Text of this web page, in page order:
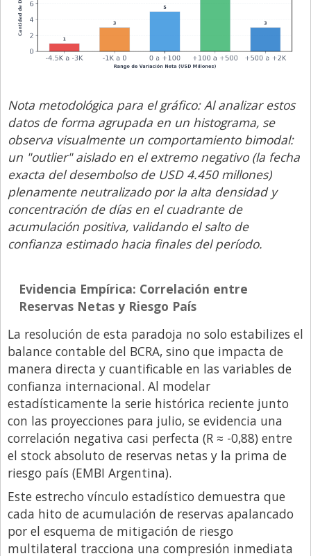
Nota metodológica para el gráfico: Al analizar estos
datos de forma agrupada en un histograma, se
observa visualmente un comportamiento bimodal:
un "outlier" aislado en el extremo negativo (la fecha
exacta del desembolso de USD 4.450 millones)
plenamente neutralizado por la alta densidad y
concentración de días en el cuadrante de
acumulación positiva, validando el salto de
confianza estimado hacia finales del período.
Evidencia Empírica: Correlación entre
Reservas Netas y Riesgo País
La resolución de esta paradoja no solo estabilizes el
balance contable del BCRA, sino que impacta de
manera directa y cuantificable en las variables de
confianza internacional. Al modelar
estadísticamente la serie histórica reciente junto
con las proyecciones para julio, se evidencia una
correlación negativa casi perfecta (R ≈ -0,88) entre
el stock absoluto de reservas netas y la prima de
riesgo país (EMBI Argentina).
Este estrecho vínculo estadístico demuestra que
cada hito de acumulación de reservas apalancado
por el esquema de mitigación de riesgo
multilateral tracciona una compresión inmediata